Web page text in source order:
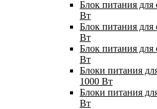
Блок питания для
Вт
Блок питания для
Вт
Блок питания для
Вт
Блоки питания
1000 Вт
Блоки питания
Вт